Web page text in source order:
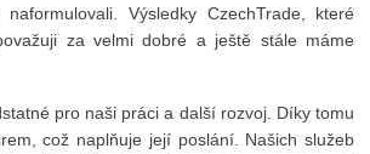
Výsledky CzechTrade, které
za velmi dobré a ještě stále máme
pro naši práci a další rozvoj. Díky tomu
což naplňuje její poslání. Našich služeb